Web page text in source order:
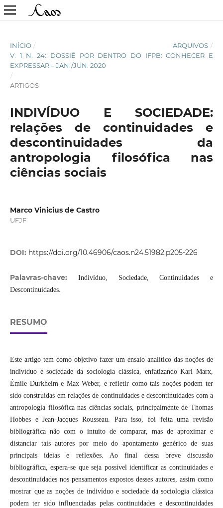
INÍCIO / ARQUIVOS /
V. 1 N. 24: DOSSIÊ POR DENTRO DO IFPB: CONHECER E
EXPRESSAR – JAN./JUN. 2020
/
ARTIGOS
INDIVÍDUO E SOCIEDADE:
relações de continuidades e
descontinuidades da
antropologia filosófica nas
ciências sociais
Marco Vinicius de Castro
UFJF
DOI: https://doi.org/10.46906/caos.n24.51982.p205-226
Palavras-chave:
Indivíduo, Sociedade, Continuidades e
Descontinuidades.
RESUMO
Este artigo tem como objetivo fazer um ensaio analítico das noções de
indivíduo e sociedade da sociologia clássica, enfatizando Karl Marx,
Émile Durkheim e Max Weber, e refletir como tais noções podem ter
sido construídas em relações de continuidades e descontinuidades com a
antropologia filosófica nas ciências sociais, principalmente de Thomas
Hobbes e Jean-Jacques Rousseau. Para isso, foi feita uma revisão
bibliográfica não com o intuito de comparar, mas de aproximar e
distanciar tais autores por meio do apontamento genérico de suas
principais ideias e reflexões. Ao final dessa breve discussão
bibliográfica, espera-se que seja possível identificar as continuidades e
descontinuidades nos pensamentos expostos desses autores, assim como
mostrar que as noções de indivíduo e sociedade da sociologia clássica
podem ter sido influenciadas pelas continuidades e descontinuidades